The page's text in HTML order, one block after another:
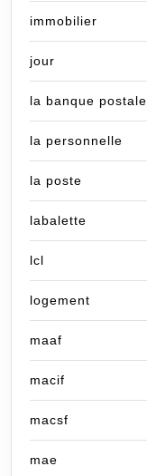
immobilier
jour
la banque postale
la personnelle
la poste
labalette
lcl
logement
maaf
macif
macsf
mae